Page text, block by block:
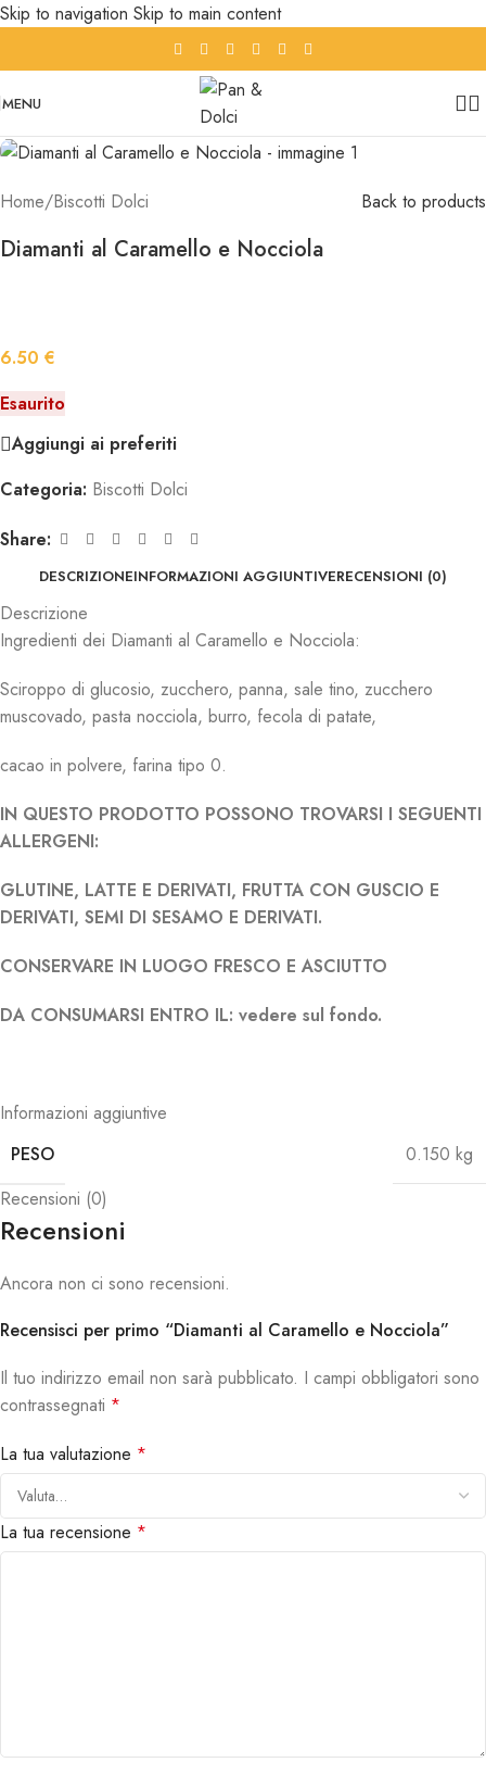
Skip to navigation Skip to main content
MENU
Home/Biscotti Dolci Back to products
Diamanti al Caramello e Nocciola
6.50 €
Esaurito
Aggiungi ai preferiti
Categoria: Biscotti Dolci
Share:
DESCRIZIONEINFORMAZIONI AGGIUNTIVERECENSIONI (0)
Descrizione
Ingredienti dei Diamanti al Caramello e Nocciola:
Sciroppo di glucosio, zucchero, panna, sale tino, zucchero
muscovado, pasta nocciola, burro, fecola di patate,
cacao in polvere, farina tipo 0.
IN QUESTO PRODOTTO POSSONO TROVARSI I SEGUENTI
ALLERGENI:
GLUTINE, LATTE E DERIVATI, FRUTTA CON GUSCIO E
DERIVATI, SEMI DI SESAMO E DERIVATI.
CONSERVARE IN LUOGO FRESCO E ASCIUTTO
DA CONSUMARSI ENTRO IL: vedere sul fondo.
Informazioni aggiuntive
PESO
0.150 kg
Recensioni (0)
Recensioni
Ancora non ci sono recensioni.
Recensisci per primo “Diamanti al Caramello e Nocciola”
Il tuo indirizzo email non sarà pubblicato. I campi obbligatori sono
contrassegnati *
La tua valutazione *
La tua recensione *